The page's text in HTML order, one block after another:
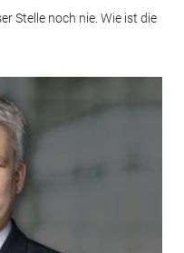
Stelle noch nie. Wie ist die